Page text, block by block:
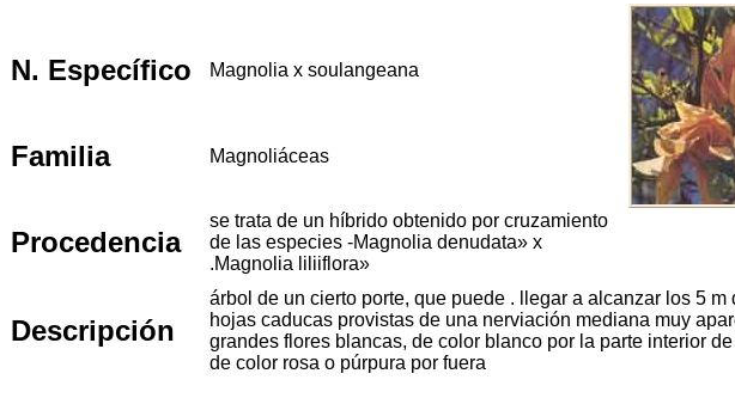
N. Específico Magnolia x soulangeana
Familia Magnoliáceas
Procedencia
se trata de un híbrido obtenido por cruzamiento
de las especies -Magnolia denudata» x
.Magnolia liliiflora»
Descripción
árbol de un cierto porte, que puede . llegar a alcanzar los 5 m
hojas caducas provistas de una nerviación mediana muy
grandes flores blancas, de color blanco por la parte interior
de color rosa o púrpura por fuera